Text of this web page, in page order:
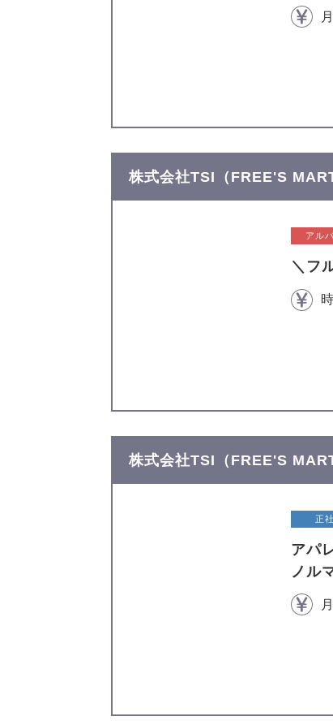
株式会社TSI（FREE'S
アル
＼フ
株式会社TSI（FREE'S
正
アパ
ノル